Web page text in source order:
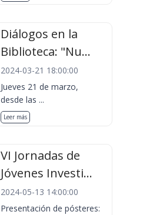
Diálogos en la
Biblioteca: "Nu...
2024-03-21 18:00:00
Jueves 21 de marzo,
desde las ...
Leer más
VI Jornadas de
Jóvenes Investi...
2024-05-13 14:00:00
Presentación de pósteres: